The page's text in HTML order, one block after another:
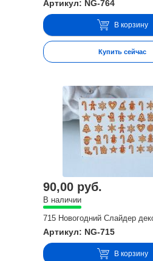
Артикул: NG-764
В корзину
Купить сейчас
90,00 руб.
В наличии
715 Новогодний Слайдер
Артикул: NG-715
В корзину